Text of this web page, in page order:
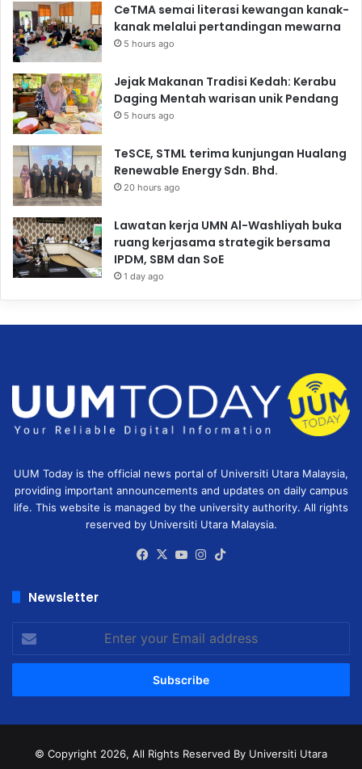
CeTMA semai literasi kewangan kanak-
kanak melalui pertandingan mewarna
5 hours ago
Jejak Makanan Tradisi Kedah: Kerabu
Daging Mentah warisan unik Pendang
5 hours ago
TeSCE, STML terima kunjungan Hualang
Renewable Energy Sdn. Bhd.
20 hours ago
Lawatan kerja UMN Al-Washliyah buka
ruang kerjasama strategik bersama
IPDM, SBM dan SoE
1 day ago
UUM Today is the official news portal of Universiti Utara Malaysia,
providing important announcements and updates on daily campus
life. This website is managed by the university authority. All rights
reserved by Universiti Utara Malaysia.
Facebook
X YouTubeInstagram
Newsletter
your
Email
© Copyright 2026, All Rights Reserved By Universiti Utara